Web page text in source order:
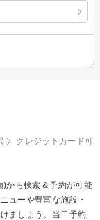
クレジットカード可
)から検索＆予約が可能
ューや豊富な施設・
ましょう。当日予約